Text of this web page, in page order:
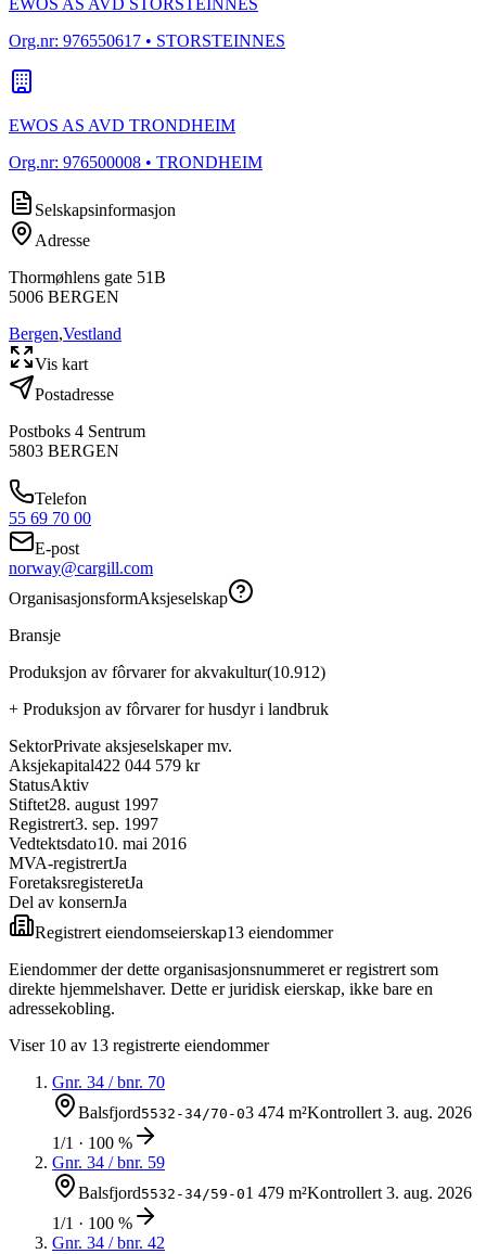
EWOS AS AVD STORSTEINNES
Org.nr: 976550617 • STORSTEINNES
EWOS AS AVD TRONDHEIM
Org.nr: 976500008 • TRONDHEIM
Selskapsinformasjon
Adresse
Thormøhlens gate 51B
5006 BERGEN
Bergen,Vestland
Vis kart
Postadresse
Postboks 4 Sentrum
5803 BERGEN
Telefon
55 69 70 00
E-post
norway@cargill.com
OrganisasjonsformAksjeselskap
Bransje
Produksjon av fôrvarer for akvakultur(10.912)
+ Produksjon av fôrvarer for husdyr i landbruk
SektorPrivate aksjeselskaper mv.
Aksjekapital422 044 579 kr
StatusAktiv
Stiftet28. august 1997
Registrert3. sep. 1997
Vedtektsdato10. mai 2016
MVA-registrertJa
ForetaksregisteretJa
Del av konsernJa
Registrert eiendomseierskap13 eiendommer
Eiendommer der dette organisasjonsnummeret er registrert som
direkte hjemmelshaver. Dette er juridisk eierskap, ikke bare en
adressekobling.
Viser 10 av 13 registrerte eiendommer
Gnr. 34 / bnr. 70
Balsfjord5532-34/70-03 474 m²Kontrollert3. aug. 2026
1/1 · 100 %
Gnr. 34 / bnr. 59
Balsfjord5532-34/59-01 479 m²Kontrollert3. aug. 2026
1/1 · 100 %
Gnr. 34 / bnr. 42